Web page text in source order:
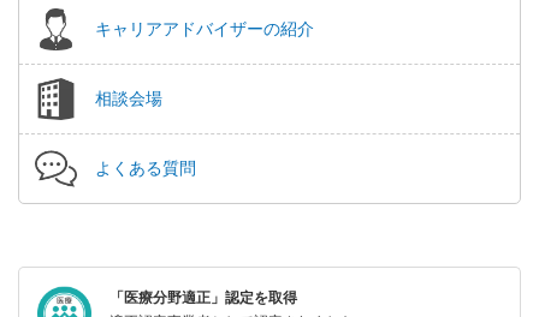
キャリアアドバイザーの紹介
相談会場
よくある質問
「医療分野適正」認定を取得